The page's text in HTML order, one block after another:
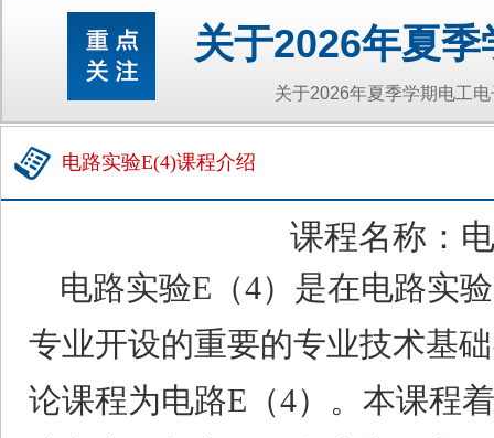
关于2026年夏
关于2026年夏季学期电工
电路实验E(4)课程介绍
课程名称：
电路实验E （4）是在电路实验
专业开设的重要的专业技术基
论课程为电路E （4）。本课程